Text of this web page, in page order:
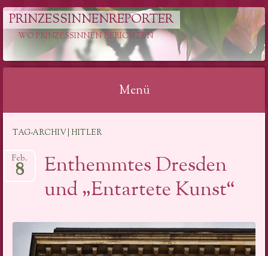
PRINZESSINNENREPORTER
WO PRINZESSINNEN BERICHTEN
Menü
Inhalt
TAG-ARCHIV | HITLER
Enthemmtes Dresden
und „Entartete Kunst“
Feb.
8